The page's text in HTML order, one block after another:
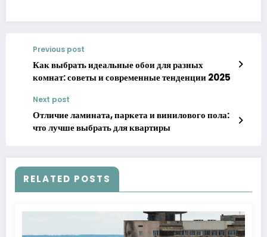
Previous post
Как выбрать идеальные обои для разных
комнат: советы и современные тенденции 2025
Next post
Отличие ламината, паркета и винилового пола:
что лучше выбрать для квартиры
RELATED POSTS